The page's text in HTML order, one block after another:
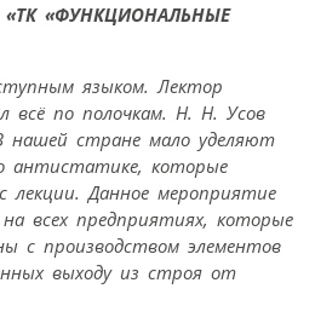
«ФУНКЦИОНАЛЬНЫЕ
языком. Лектор
всё по полочкам. Н. Н. Усов
нашей стране мало уделяют
антистатике, которые
лекции. Данное мероприятие
всех предприятиях, которые
с производством элементов
выходу из строя от